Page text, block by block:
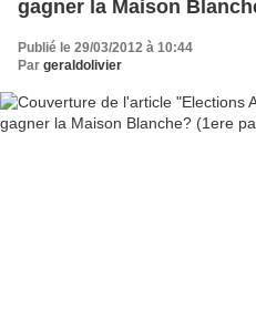
gagner la Maison
Publié le 29/03/2012 à 10:44
Par geraldolivier